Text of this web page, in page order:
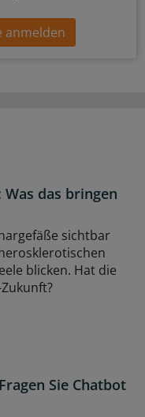
anmelden
das bringen
sichtbar
blicken. Hat die
Sie Chatbot